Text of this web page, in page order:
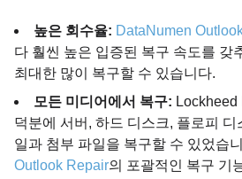
높은 회수율: DataNumen
다 훨씬 높은 입증된 복구 속도를 갖
최대한 많이 복구할 수 있습니다.
모든 미디어에서 복구: Lockheed
덕분에 서버, 하드 디스크, 플로피 디
일과 첨부 파일을 복구할 수 있었습
Outlook Repair의 포괄적인 복구 기